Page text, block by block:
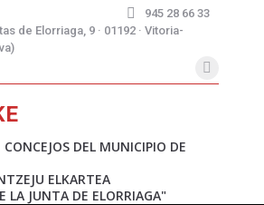
945 28 66 33
de Elorriaga, 9 · 01192 · Vitoria-
X
DEL MUNICIPIO DE
ELKARTEA
LA JUNTA DE ELORRIAGA"